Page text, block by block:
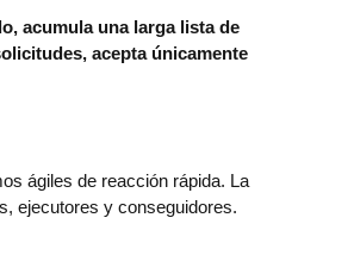
acumula una larga lista de
acepta únicamente
ágiles de reacción rápida. La
ejecutores y conseguidores.